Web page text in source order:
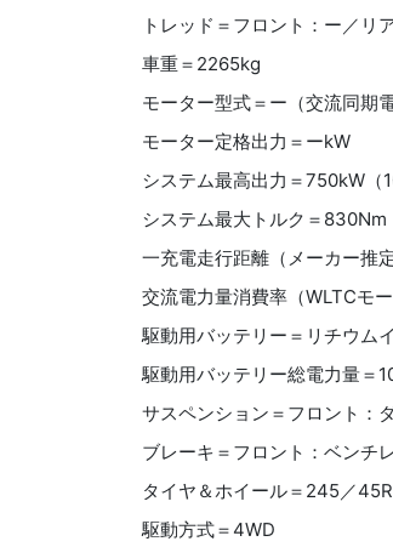
トレッド＝フロント：ー／リ
車重＝2265kg
モーター型式＝ー（交流同期電
モーター定格出力＝ーkW
システム最高出力＝750kW
システム最大トルク＝830Nm
一充電走行距離（メーカー推
交流電力量消費率（WLTCモ
駆動用バッテリー＝リチウム
駆動用バッテリー総電力量＝
サスペンション＝フロント：
ブレーキ＝フロント：ベンチ
タイヤ＆ホイール＝ 245／45
駆動方式＝4WD